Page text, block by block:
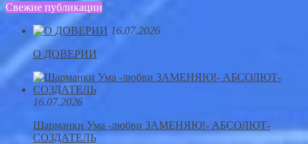
Свежие публикации
16.07.2026
О ДОВЕРИИ
16.07.2026
Шарманки Ума -любви ЗАМЕНЯЮ!- АБСОЛЮТ-
СОЗДАТЕЛЬ